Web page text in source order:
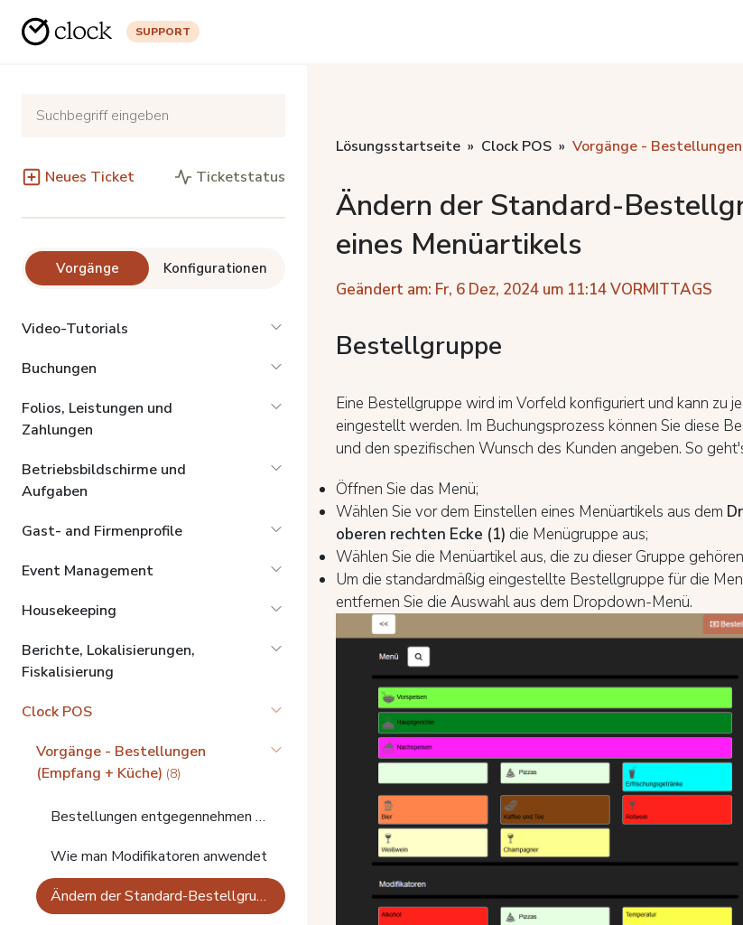
SUPPORT
Neues Ticket Ticketstatus
Vorgänge Konfigurationen
Video-Tutorials
Buchungen
Folios, Leistungen und
Zahlungen
Betriebsbildschirme und
Aufgaben
Gast- and Firmenprofile
Event Management
Housekeeping
Berichte, Lokalisierungen,
Fiskalisierung
Clock POS
Vorgänge - Bestellungen
(Empfang + Küche) (8)
Bestellungen entgegennehmen und an die Küche weiterleiten
Wie man Modifikatoren anwendet
Ändern der Standard-Bestellgruppe eines Menüartikels
Lösungsstartseite Clock POS Vorgänge -
Ändern der Standard-
eines Menüartikels
Geändert am: Fr, 6 Dez, 2024 um 11:14 VORMITTAGS
Bestellgruppe
Eine Bestellgruppe wird im Vorfeld konfiguriert und kann zu
eingestellt werden. Im Buchungsprozess können Sie diese
und den spezifischen Wunsch des Kunden angeben. So
Öffnen Sie das Menü;
Wählen Sie vor dem Einstellen eines Menüartikels aus dem
oberen rechten Ecke (1) die Menügruppe aus;
Wählen Sie die Menüartikel aus, die zu dieser Gruppe
Um die standardmäßig eingestellte Bestellgruppe für die
entfernen Sie die Auswahl aus dem Dropdown-Menü.